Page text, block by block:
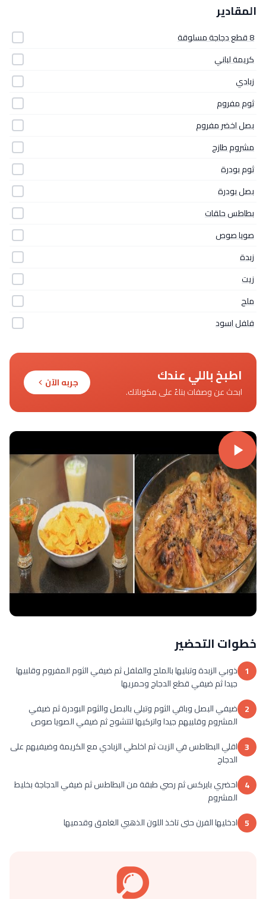
المقادير
8 قطع دجاجة مسلوقة
كريمة لباني
زبادي
ثوم مفروم
بصل اخضر مفروم
مشروم طازج
ثوم بودرة
بصل بودرة
بطاطس حلقات
صويا صوص
زبدة
زيت
ملح
فلفل اسود
اطبخ باللي عندك
ابحث عن وصفات بناءً على مكوناتك.
جربه الآن
خطوات التحضير
1 ذوبي الزبدة وتبليها بالملح والفلفل ثم ضيفي الثوم المفروم وقلبيها
جيدا ثم ضيفي قطع الدجاج وحمريها
2 ضيفي البصل وباقي الثوم وتبلي بالبصل والثوم البودرة ثم ضيفي
المشروم وقلبيهم جيدا واتركيها لتتشوح ثم ضيفي الصويا صوص
3 اقلي البطاطس في الزيت ثم اخلطي الزبادي مع الكريمة وضيفيهم على
الدجاج
4 احضري بايركس ثم رصي طبقة من البطاطس ثم ضيفي الدجاجة بخليط
المشروم
5 ادخليها الفرن حتى تاخذ اللون الذهبي الغامق وقدميها